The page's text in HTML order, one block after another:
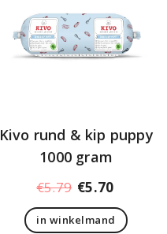
Kivo rund & kip puppy
1000 gram
€5.79
prijs
was:
€5.70
prijs
is:
in winkelmand